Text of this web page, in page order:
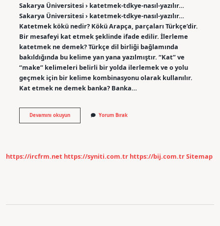
Sakarya Üniversitesi › katetmek-tdkye-nasıl-yazılır…
Sakarya Üniversitesi › katetmek-tdkye-nasıl-yazılır…
Katetmek kökü nedir? Kökü Arapça, parçaları Türkçe’dir.
Bir mesafeyi kat etmek şeklinde ifade edilir. İlerleme
katetmek ne demek? Türkçe dil birliği bağlamında
bakıldığında bu kelime yan yana yazılmıştır. “Kat” ve
“make” kelimeleri belirli bir yolda ilerlemek ve o yolu
geçmek için bir kelime kombinasyonu olarak kullanılır.
Kat etmek ne demek banka? Banka…
Devamını okuyunKat
Etmek
Yorum Bırak
https://ircfrm.net https://syniti.com.tr https://bij.com.trSitemap